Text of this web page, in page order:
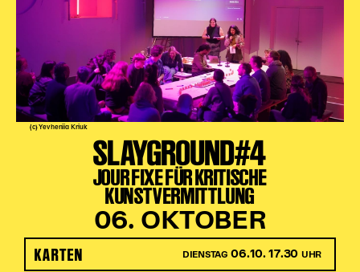
(c) Yevheniia Kriuk
SLAYGROUND#4
JOUR FIXE FÜR KRITISCHE
KUNSTVERMITTLUNG
06. OKTOBER
KARTEN DIENSTAG 06.10. 17.30 UHR